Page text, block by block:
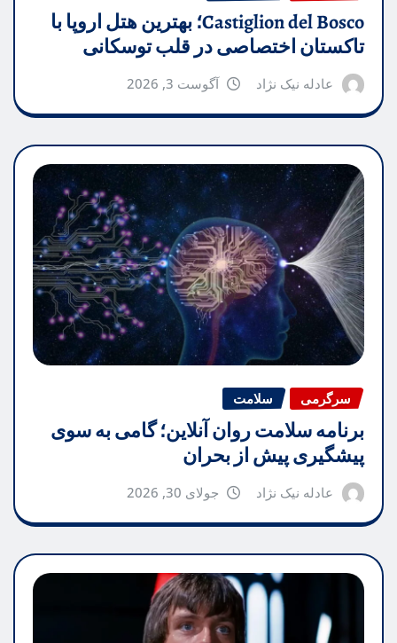
Castiglion del Bosco؛ بهترین هتل اروپا با
تاکستان اختصاصی در قلب توسکانی
عادله نیک نژاد آگوست 3, 2026
سرگرمی سلامت
برنامه سلامت روان آنلاین؛ گامی به سوی
پیشگیری پیش از بحران
عادله نیک نژاد جولای 30, 2026